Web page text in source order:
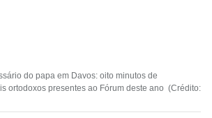
do papa em Davos: oito minutos de
ortodoxos presentes ao Fórum deste ano (Crédito: